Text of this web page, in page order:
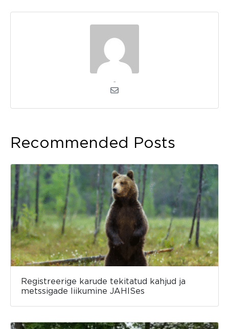
Recommended Posts
Registreerige karude tekitatud kahjud ja
metssigade liikumine JAHISes